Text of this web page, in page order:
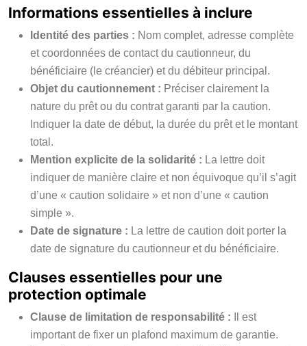
Informations essentielles à inclure
Identité des parties : Nom complet, adresse complète
et coordonnées de contact du cautionneur, du
bénéficiaire (le créancier) et du débiteur principal.
Objet du cautionnement : Préciser clairement la
nature du prêt ou du contrat garanti par la caution.
Indiquer la date de début, la durée du prêt et le montant
total.
Mention explicite de la solidarité : La lettre doit
indiquer de manière claire et non équivoque qu’il s’agit
d’une « caution solidaire » et non d’une « caution
simple ».
Date de signature : La lettre de caution doit porter la
date de signature du cautionneur et du bénéficiaire.
Clauses essentielles pour une
protection optimale
Clause de limitation de responsabilité :
Il est
important de fixer un plafond maximum de garantie.